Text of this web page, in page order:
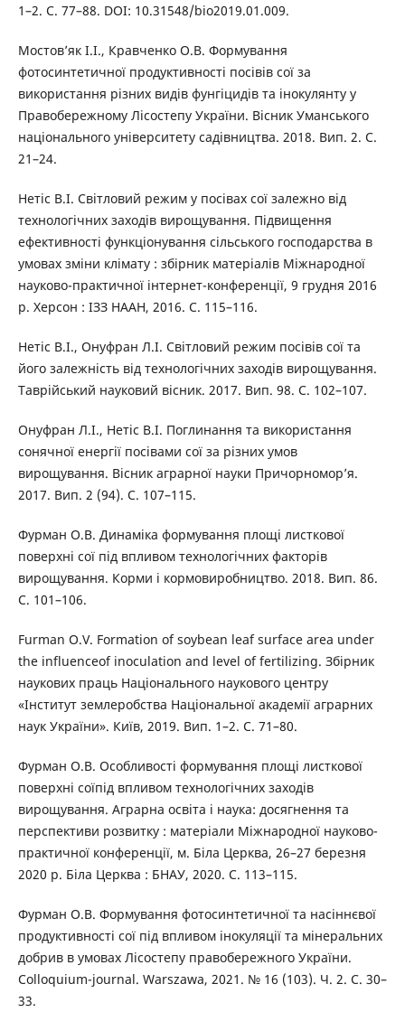
1–2. С. 77–88. DOI: 10.31548/bio2019.01.009.
Мостов’як І.І., Кравченко О.В. Формування
фотосинтетичної продуктивності посівів сої за
використання різних видів фунгіцидів та інокулянту у
Правобережному Лісостепу України. Вісник Уманського
національного університету садівництва. 2018. Вип. 2. С.
21–24.
Нетіс В.І. Світловий режим у посівах сої залежно від
технологічних заходів вирощування. Підвищення
ефективності функціонування сільського господарства в
умовах зміни клімату : збірник матеріалів Міжнародної
науково-практичної інтернет-конференції, 9 грудня 2016
р. Херсон : ІЗЗ НААН, 2016. С. 115–116.
Нетіс В.І., Онуфран Л.І. Світловий режим посівів сої та
його залежність від технологічних заходів вирощування.
Таврійський науковий вісник. 2017. Вип. 98. С. 102–107.
Онуфран Л.І., Нетіс В.І. Поглинання та використання
сонячної енергії посівами сої за різних умов
вирощування. Вісник аграрної науки Причорномор’я.
2017. Вип. 2 (94). С. 107–115.
Фурман О.В. Динаміка формування площі листкової
поверхні сої під впливом технологічних факторів
вирощування. Корми і кормовиробництво. 2018. Вип. 86.
С. 101–106.
Furman O.V. Formation of soybean leaf surface area under
the influenceof inoculation and level of fertilizing. Збірник
наукових праць Національного наукового центру
«Інститут землеробства Національної академії аграрних
наук України». Київ, 2019. Вип. 1–2. С. 71–80.
Фурман О.В. Особливості формування площі листкової
поверхні соїпід впливом технологічних заходів
вирощування. Аграрна освіта і наука: досягнення та
перспективи розвитку : матеріали Міжнародної науково-
практичної конференції, м. Біла Церква, 26–27 березня
2020 р. Біла Церква : БНАУ, 2020. С. 113–115.
Фурман О.В. Формування фотосинтетичної та насіннєвої
продуктивності сої під впливом інокуляції та мінеральних
добрив в умовах Лісостепу правобережного України.
Colloquium-journal. Warszawa, 2021. № 16 (103). Ч. 2. С. 30–
33.